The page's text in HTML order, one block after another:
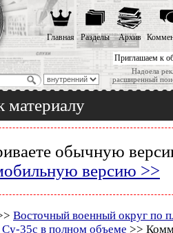
Приглашаем к
Надоела
расширенный
Главная Разделы Архив
материалу
обычную
версию >>
Восточный военный округ по
Су-35с в полном объеме >>